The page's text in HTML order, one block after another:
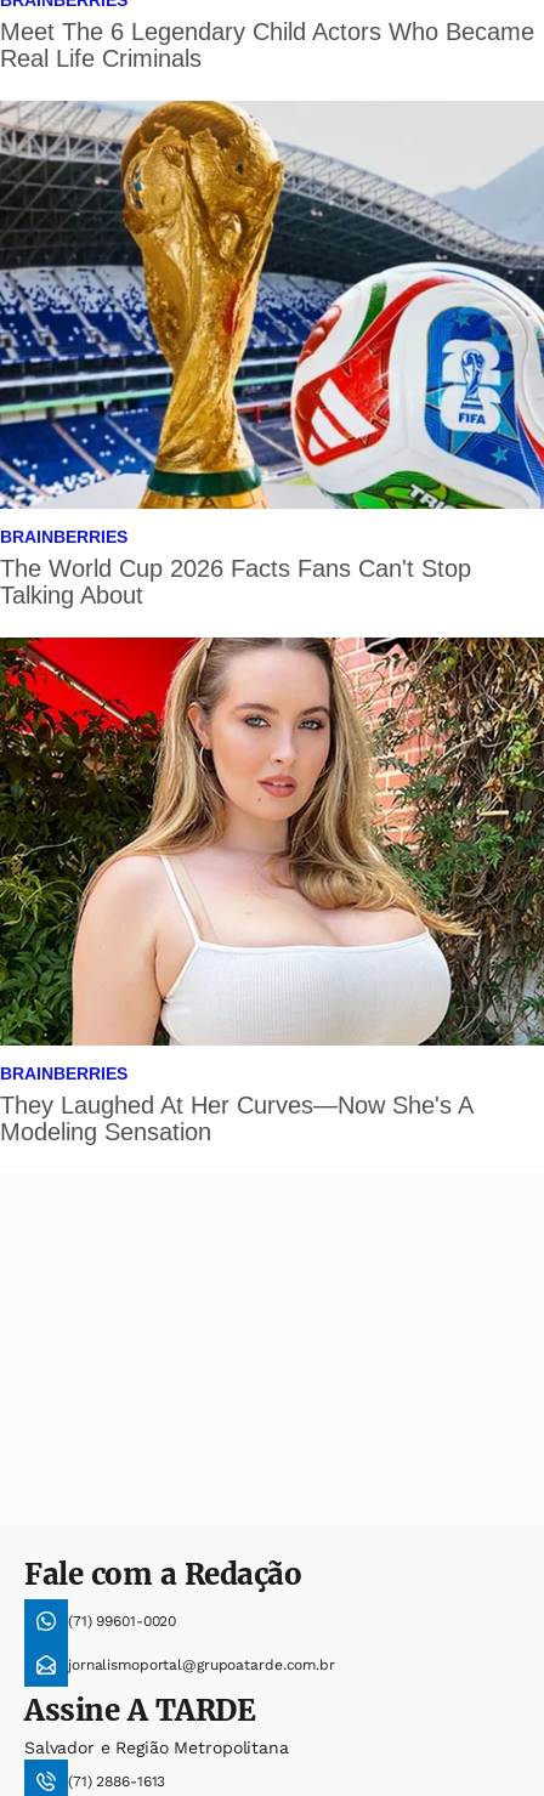
Fale com a Redação
(71) 99601-0020
jornalismoportal@grupoatarde.com.br
AssineA TARDE
Salvador e Região Metropolitana
(71) 2886-1613